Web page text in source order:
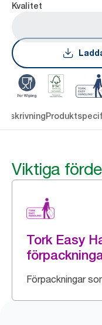
Kvalitet
Viktiga
Tork Easy
Förpackningar